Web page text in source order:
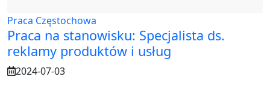
Praca Częstochowa
Praca na stanowisku: Specjalista ds.
reklamy produktów i usług
2024-07-03